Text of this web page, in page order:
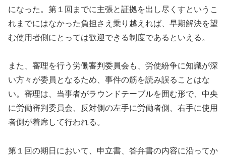
になった。第１回までに主張と証拠を出し尽くすというこ
れまでにはなかった負担さえ乗り越えれば、早期解決を望
む使用者側にとっては歓迎できる制度であるといえる。
また、審理を行う労働審判委員会も、労使紛争に知識が深
い方々が委員となるため、事件の筋を読み誤ることはな
い。審理は、当事者がラウンドテーブルを囲む形で、中央
に労働審判委員会、反対側の左手に労働者側、右手に使用
者側が着席して行われる。
第１回の期日において、申立書、答弁書の内容に沿ってか